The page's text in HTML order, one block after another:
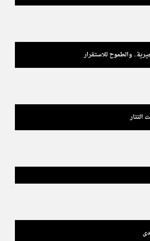
والطموح للاستقرار
التتار